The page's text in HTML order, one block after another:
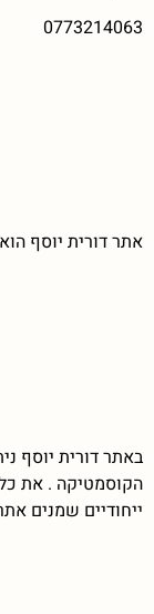
0773214063
אתר דורית יוסף
באתר דורית יוסף
הקוסמטיקה . את
ייחודיים שמנים